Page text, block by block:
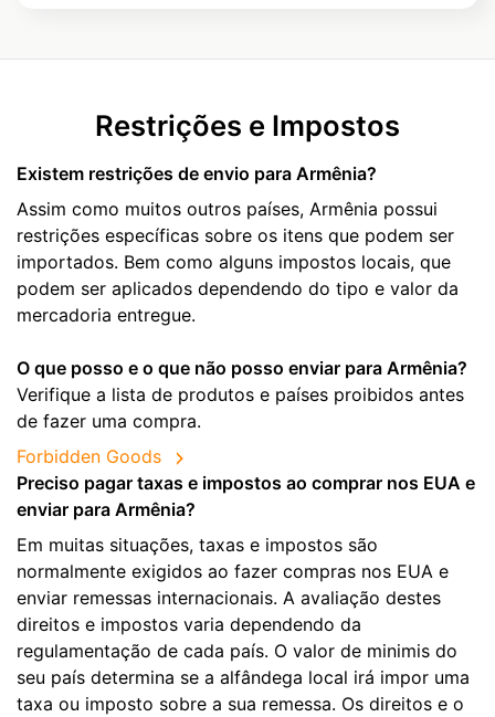
Restrições e Impostos
Existem restrições de envio para Armênia?
Assim como muitos outros países, Armênia possui
restrições específicas sobre os itens que podem ser
importados. Bem como alguns impostos locais, que
podem ser aplicados dependendo do tipo e valor da
mercadoria entregue.
O que posso e o que não posso enviar para Armênia?
Verifique a lista de produtos e países proibidos antes
de fazer uma compra.
Forbidden Goods
Preciso pagar taxas e impostos ao comprar nos EUA e
enviar para Armênia?
Em muitas situações, taxas e impostos são
normalmente exigidos ao fazer compras nos EUA e
enviar remessas internacionais. A avaliação destes
direitos e impostos varia dependendo da
regulamentação de cada país. O valor de minimis do
seu país determina se a alfândega local irá impor uma
taxa ou imposto sobre a sua remessa. Os direitos e o